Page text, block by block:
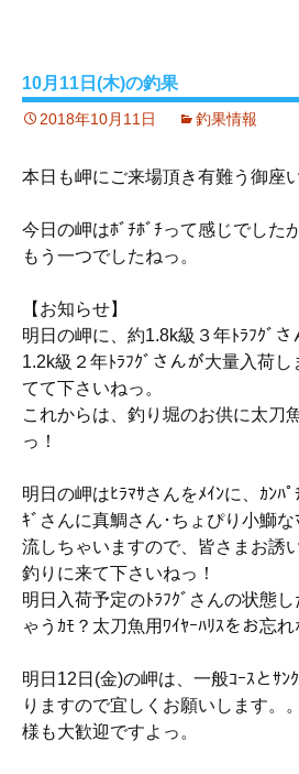
10月11日(木)の釣果
2018年10月11日 釣果情報
本日も岬にご来場頂き有難う御座
今日の岬はﾎﾞﾁﾎﾞﾁって感じでした
もう一つでしたねっ。
【お知らせ】
明日の岬に、約1.8k級３年ﾄﾗﾌｸﾞ
1.2k級２年ﾄﾗﾌｸﾞさんが大量入荷
てて下さいねっ。
これからは、釣り堀のお供に太刀
っ！
明日の岬はﾋﾗﾏｻさんをﾒｲﾝに、ｶﾝﾊ
ｷﾞさんに真鯛さん･ちょぴり小鰤
流しちゃいますので、皆さまお誘
釣りに来て下さいねっ！
明日入荷予定のﾄﾗﾌｸﾞさんの状態
ゃうｶﾓ？太刀魚用ﾜｲﾔｰﾊﾘｽをお忘れ
明日12日(金)の岬は、一般ｺｰｽとｻﾝ
りますので宜しくお願いします。
様も大歓迎ですよっ。